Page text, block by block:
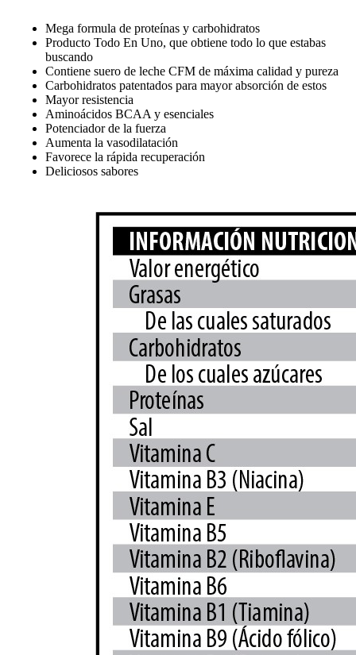
Mega formula de proteínas y carbohidratos
Producto Todo En Uno, que obtiene todo lo que estabas
buscando
Contiene suero de leche CFM de máxima calidad y pureza
Carbohidratos patentados para mayor absorción de estos
Mayor resistencia
Aminoácidos BCAA y esenciales
Potenciador de la fuerza
Aumenta la vasodilatación
Favorece la rápida recuperación
Deliciosos sabores